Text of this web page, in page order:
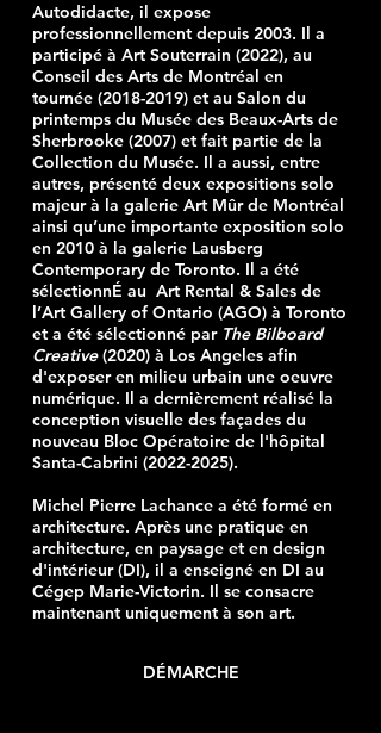
Autodidacte, il expose
professionnellement depuis 2003. Il a
participé à Art Souterrain (2022), au
Conseil des Arts de Montréal en
tournée (2018-2019) et au Salon du
printemps du Musée des Beaux-Arts de
Sherbrooke (2007) et fait partie de la
Collection du Musée. Il a aussi, entre
autres, présenté deux expositions solo
majeur à la galerie Art Mûr de Montréal
ainsi qu’une importante exposition solo
en 2010 à la galerie Lausberg
Contemporary de Toronto. Il a été
sélectionnÉ au Art Rental & Sales de
l’Art Gallery of Ontario (AGO) à Toronto
et a été sélectionné par The Bilboard
Creative(2020) à Los Angeles afin
d'exposer en milieu urbain une oeuvre
numérique. Il a dernièrement réalisé la
conception visuelle des façades du
nouveau Bloc Opératoire de l'hôpital
Santa-Cabrini (2022-2025).
Michel Pierre Lachance a été formé en
architecture. Après une pratique en
architecture, en paysage et en design
d'intérieur (DI), il a enseigné en DI au
Cégep Marie-Victorin. Il se consacre
maintenant uniquement à son art.
DÉMARCHE